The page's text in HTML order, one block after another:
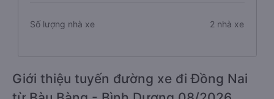
Số lượng nhà xe 2 nhà xe
Giới thiệu tuyến đường xe đi Đồng Nai